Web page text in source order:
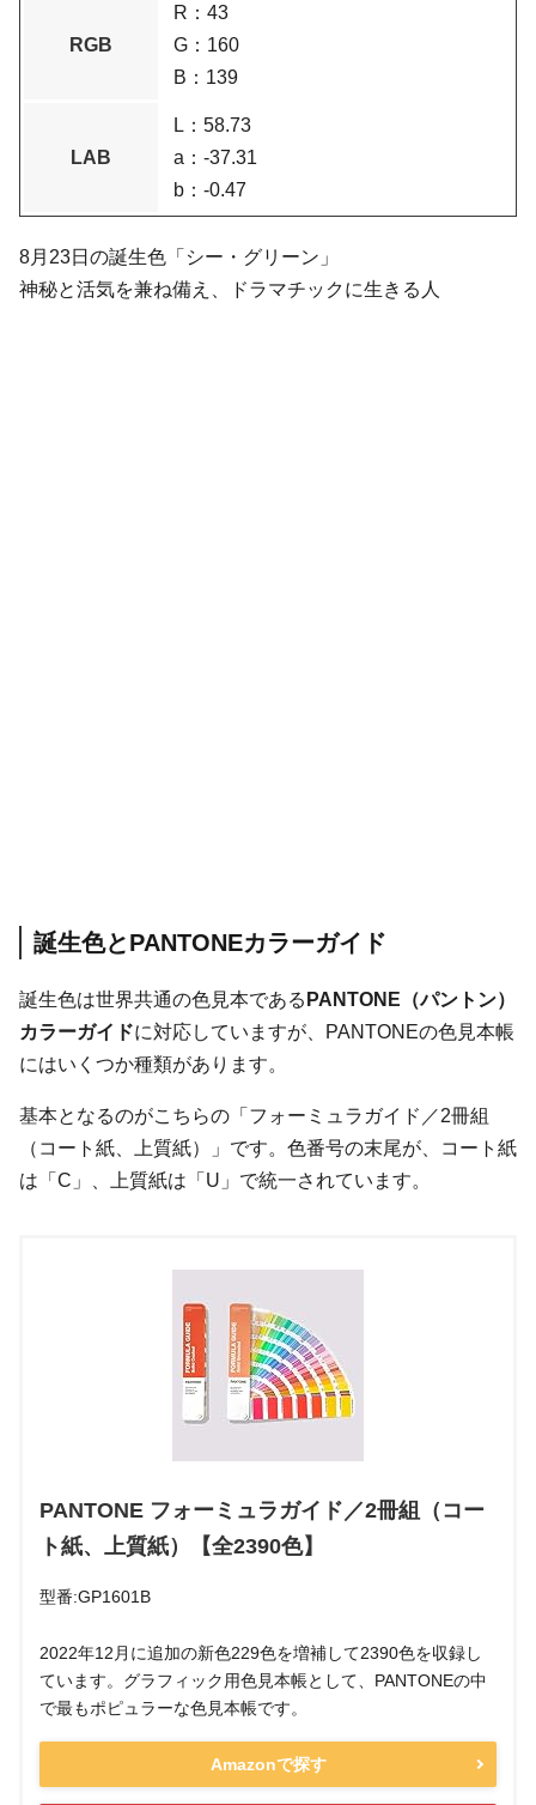
RGB
R：43
G：160
B：139
LAB
L：58.73
a：-37.31
b：-0.47
8月23日の誕生色「シー・グリーン」
神秘と活気を兼ね備え、ドラマチックに生きる人
誕生色とPANTONEカラーガイド
誕生色は世界共通の色見本である PANTONE（パントン）
カラーガイドに対応していますが、PANTONEの色見本帳
にはいくつか種類があります。
基本となるのがこちらの「フォーミュラガイド／2冊組
（コート紙、上質紙）」です。色番号の末尾が、コート紙
は「C」、上質紙は「U」で統一されています。
PANTONE フォーミュラガイド／2冊組（コー
ト紙、上質紙）【全2390色】
型番:GP1601B
2022年12月に追加の新色229色を増補して2390色を収録し
ています。グラフィック用色見本帳として、PANTONEの中
で最もポピュラーな色見本帳です。
Amazonで探す